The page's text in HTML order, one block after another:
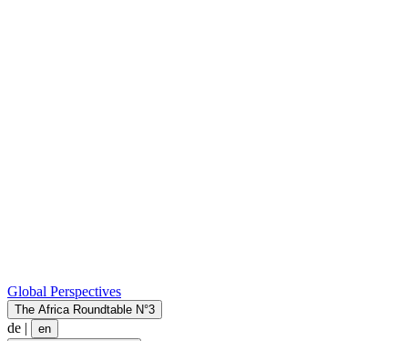
Global Perspectives
The Africa Roundtable N°3
de | en